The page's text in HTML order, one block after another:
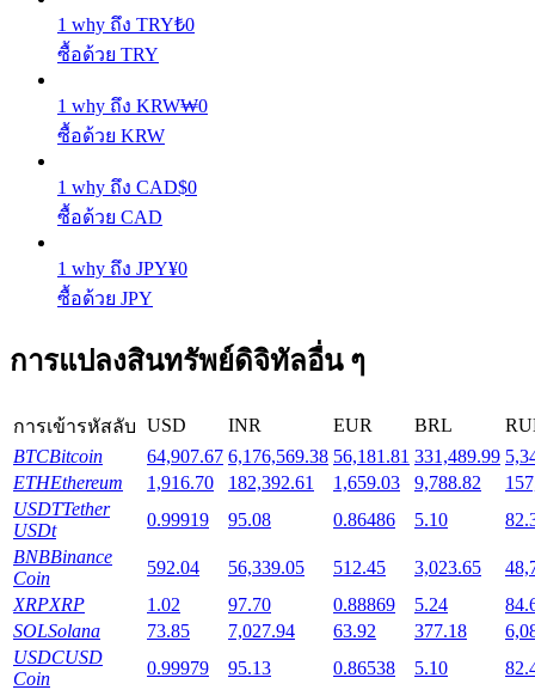
Launchpool
การเซ้งแบบยืดหยุ่นเพื่อรับโทเคนยอดนิยม
การล็อค BTR
การลงทุนพิเศษสำหรับผู้ถือ BTR
1 why ถึง TRY₺0
ซื้อด้วย TRY
1 why ถึง KRW₩0
ซื้อด้วย KRW
1 why ถึง CAD$0
ซื้อด้วย CAD
1 why ถึง JPY¥0
ซื้อด้วย JPY
การแปลงสินทรัพย์ดิจิทัลอื่น ๆ
การเข้ารหัสลับ USD INR EUR BRL
BTCBitcoin 64,907.67 6,176,569.38 56,181.81 331,489.99
ETHEthereum 1,916.70 182,392.61 1,659.03 9,788.82
USDTTether
USDt
0.99919 95.08 0.86486 5.10
BNBBinance
Coin
592.04 56,339.05 512.45 3,023.65
XRPXRP 1.02 97.70 0.88869 5.24
SOLSolana 73.85 7,027.94 63.92 377.18
USDCUSD
Coin
0.99979 95.13 0.86538 5.10